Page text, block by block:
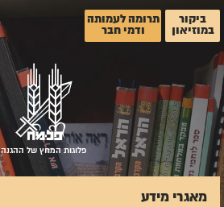
ביקור
במוזיאון
תרומה לעמותה
ודמי חבר
פלוגות המחץ של ההגנה
מאגרי מידע